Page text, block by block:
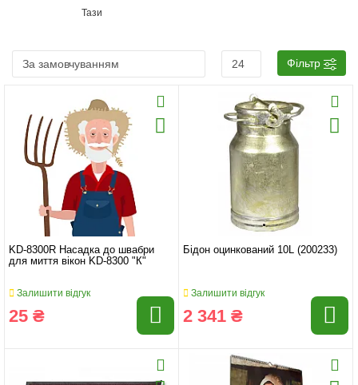
Тази
Фільтр
KD-8300R Насадка до швабри
для миття вікон KD-8300 "К"
Залишити відгук
25 ₴
Бідон оцинкований 10L (200233)
Залишити відгук
2 341 ₴